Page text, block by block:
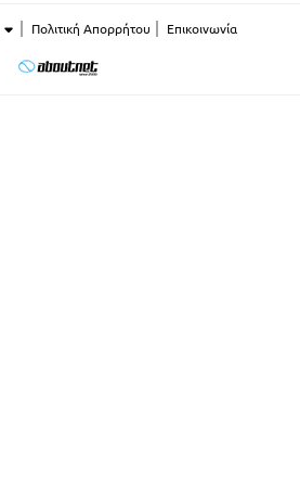
Πολιτική Απορρήτου Επικοινωνία